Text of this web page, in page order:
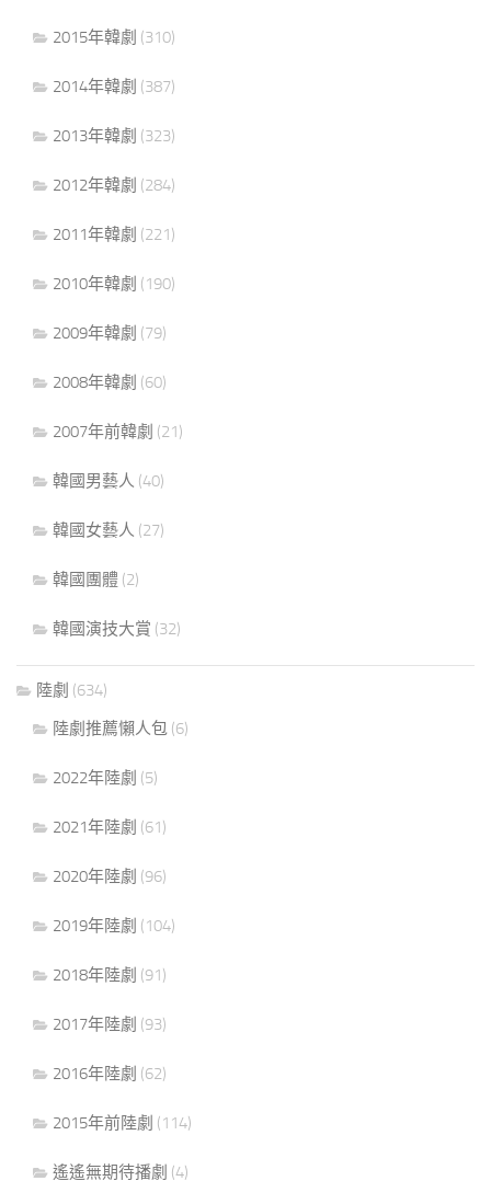
2015年韓劇 (310)
2014年韓劇 (387)
2013年韓劇 (323)
2012年韓劇 (284)
2011年韓劇 (221)
2010年韓劇 (190)
2009年韓劇 (79)
2008年韓劇 (60)
2007年前韓劇 (21)
韓國男藝人 (40)
韓國女藝人 (27)
韓國團體 (2)
韓國演技大賞 (32)
陸劇 (634)
陸劇推薦懶人包 (6)
2022年陸劇 (5)
2021年陸劇 (61)
2020年陸劇 (96)
2019年陸劇 (104)
2018年陸劇 (91)
2017年陸劇 (93)
2016年陸劇 (62)
2015年前陸劇 (114)
遙遙無期待播劇 (4)